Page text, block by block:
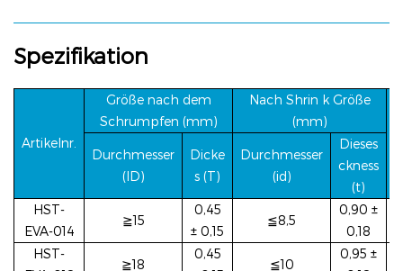
Spezifikation
Artikelnr.
Größe nach dem
Schrumpfen (mm)
Nach Shrin k Größe
(mm)
Durchmesser
(ID)
Dicke
s (T)
Durchmesser
(id)
Dieses
ckness
(t)
HST-
EVA-014
≧15
0,45
± 0,15
≦8,5
0,90 ±
0,18
HST-
≧18
0,45
≦10
0,95 ±